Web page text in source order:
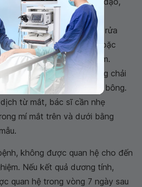
tử cung: Không nên thụt rửa
bôi âm đạo (ở phụ nữ) hoặc
giờ trước khi xét nghiệm.
mắt, bác sĩ sẽ nhẹ nhàng chải
trên và dưới bằng que bông.
từ mắt, bác sĩ cần nhẹ
mí mắt trên và dưới bằng
không được quan hệ cho đến
Nếu kết quả dương tính,
quan hệ trong vòng 7 ngày sau